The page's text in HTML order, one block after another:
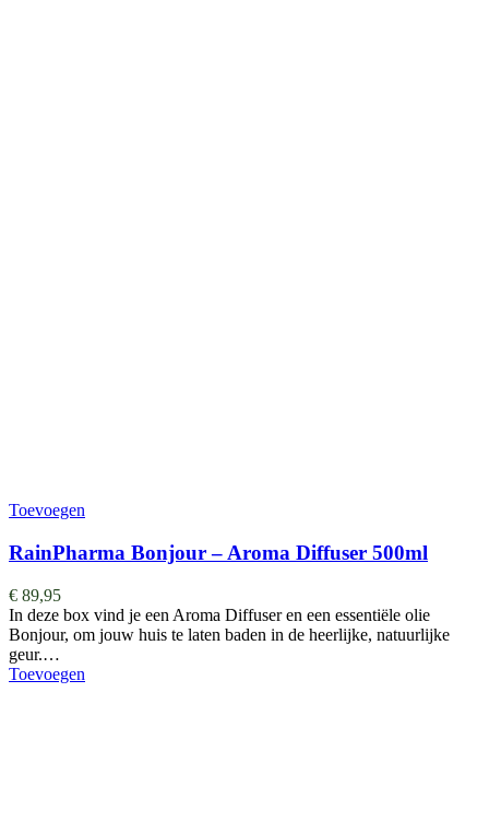
Toevoegen
RainPharma Bonjour – Aroma Diffuser 500ml
€ 89,95
In deze box vind je een Aroma Diffuser en een essentiële olie
Bonjour, om jouw huis te laten baden in de heerlijke, natuurlijke
geur.…
Toevoegen